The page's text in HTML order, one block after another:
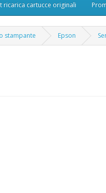
ricarica cartucce originali
stampante Epson